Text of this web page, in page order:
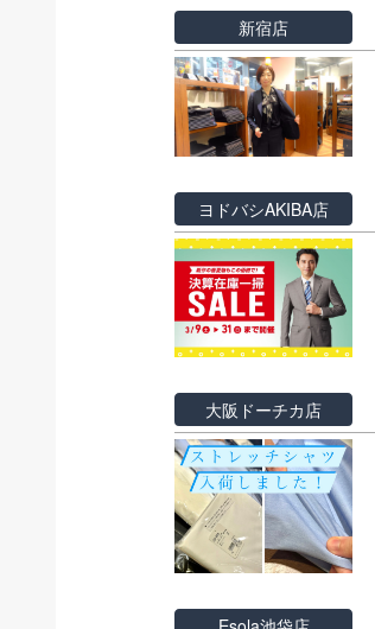
新宿店
ヨドバシAKIBA店
大阪ドーチカ店